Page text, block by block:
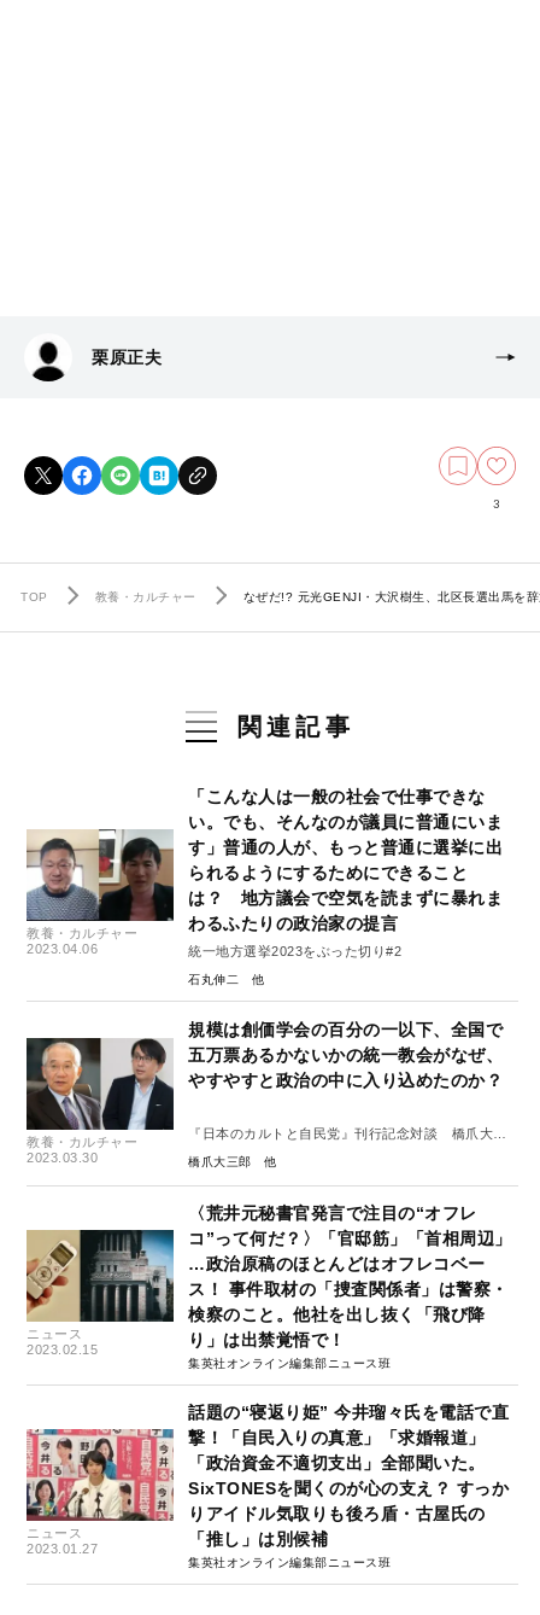
栗原正夫
3
TOP 教養・カルチャー なぜだ!? 元光GENJI・大沢樹生、北区長選出馬を
関連記事
教養・カルチャー
2023.04.06
「こんな人は一般の社会で仕事できな
い。でも、そんなのが議員に普通にいま
す」普通の人が、もっと普通に選挙に出
られるようにするためにできること
は？ 地方議会で空気を読まずに暴れま
わるふたりの政治家の提言
統一地方選挙2023をぶった切り#2
石丸伸二
教養・カルチャー
2023.03.30
規模は創価学会の百分の一以下、全国で
五万票あるかないかの統一教会がなぜ、
やすやすと政治の中に入り込めたのか？
『日本のカルトと自民党』刊行記念対談 橋爪大三
郎×菅野完
橋爪大三郎
ニュース
2023.02.15
〈荒井元秘書官発言で注目の“オフレ
コ”って何だ？〉「官邸筋」「首相周辺」
…政治原稿のほとんどはオフレコベー
ス！ 事件取材の「捜査関係者」は警察・
検察のこと。他社を出し抜く「飛び降
り」は出禁覚悟で！
集英社オンライン編集部ニュース班
ニュース
2023.01.27
話題の“寝返り姫” 今井瑠々氏を電話で直
撃！「自民入りの真意」「求婚報道」
「政治資金不適切支出」全部聞いた。
SixTONESを聞くのが心の支え？ すっか
りアイドル気取りも後ろ盾・古屋氏の
「推し」は別候補
集英社オンライン編集部ニュース班